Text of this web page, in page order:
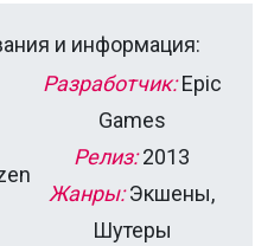
и информация:
Разработчик:Epic
Games
Релиз:2013
Жанры:Экшены,
Шутеры